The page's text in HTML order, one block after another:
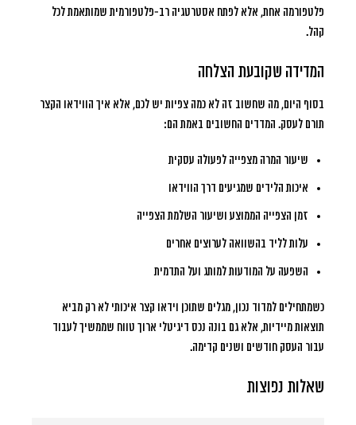
פלטפורמה אחת, אלא לפתח אסטרטגיה רב-פלטפורמית שמותאמת לכל
קהל.
המדידה שקובעת הצלחה
בסוף היום, מה שחשוב זה לא כמה צפיות יש לכם, אלא איך הווידאו הקצר
תורם לעסק. המדדים החשובים באמת הם:
שיעור המרה מצפייה לפעולה עסקית
איכות הלידים שמגיעים דרך הווידאו
זמן הצפייה הממוצע ושיעור השלמת הצפייה
עלות לליד בהשוואה לערוצים אחרים
השפעה על המודעות למותג ועל התדמית
כשמתחילים למדוד נכון, מגלים שתוכן וידאו קצר איכותי לא רק מביא
תוצאות מיידיות, אלא גם בונה נכס דיגיטלי ארוך טווח שממשיך לעבוד
עבור העסק חודשים ושנים קדימה.
שאלות נפוצות